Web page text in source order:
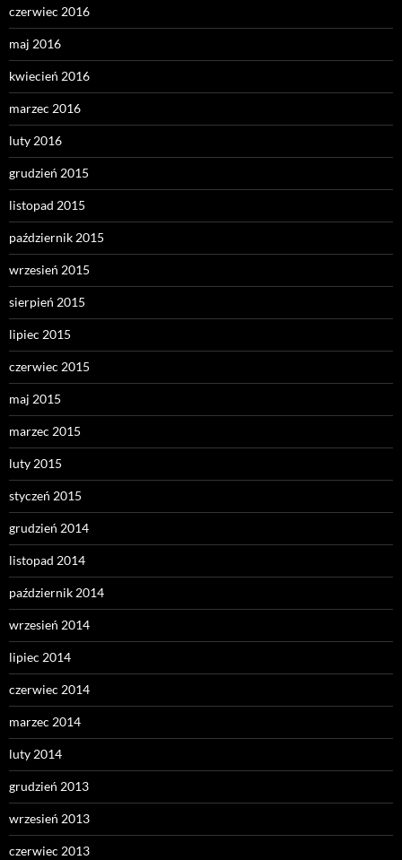
czerwiec 2016
maj 2016
kwiecień 2016
marzec 2016
luty 2016
grudzień 2015
listopad 2015
październik 2015
wrzesień 2015
sierpień 2015
lipiec 2015
czerwiec 2015
maj 2015
marzec 2015
luty 2015
styczeń 2015
grudzień 2014
listopad 2014
październik 2014
wrzesień 2014
lipiec 2014
czerwiec 2014
marzec 2014
luty 2014
grudzień 2013
wrzesień 2013
czerwiec 2013